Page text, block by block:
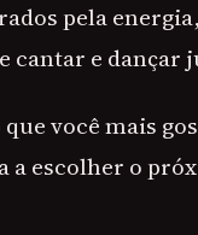
pela
cantar e dançar
você mais
escolher o